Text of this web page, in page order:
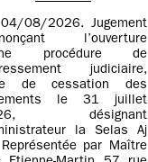
08/2026. Jugement
l’ouverture
procédure de
judiciaire,
de cessation des
le 31 juillet
désignant
la Selas Aj
par Maître